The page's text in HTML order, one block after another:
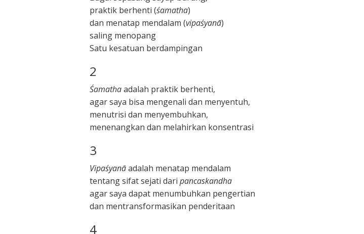
praktik berhenti (śamatha)
dan menatap mendalam (vipaśyanā)
saling menopang
Satu kesatuan berdampingan
2
Śamathaadalah praktik berhenti,
agar saya bisa mengenali dan menyentuh,
menutrisi dan menyembuhkan,
menenangkan dan melahirkan konsentrasi
3
Vipaśyanāadalah menatap mendalam
tentang sifat sejati dari pancaskandha
agar saya dapat menumbuhkan pengertian
dan mentransformasikan penderitaan
4